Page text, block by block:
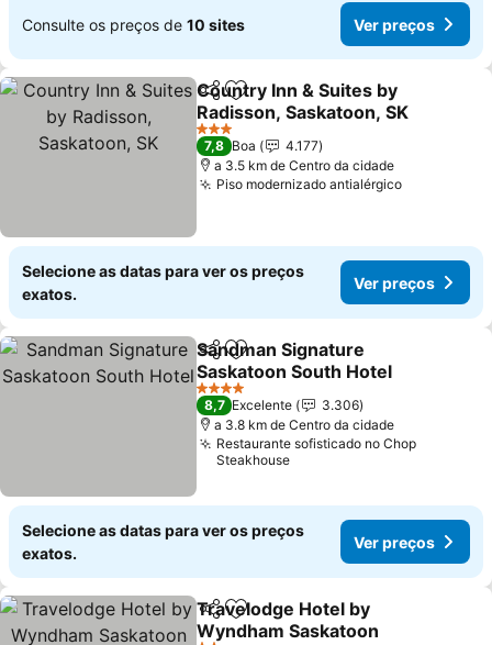
Consulte os preços de 10 sites Ver preços
PartilharAdicionar aos favoritos
Country Inn & Suites by
Radisson, Saskatoon, SK
Ver preços
3 Estrelas
7,8 Boa
4.177
a 3.5 km de Centro da cidade
Piso modernizado antialérgicoVer preços
Selecione as datas para ver os preços
exatos.
Ver preços
PartilharAdicionar aos favoritos
Sandman Signature
Saskatoon South Hotel
Ver preços
4 Estrelas
8,7 Excelente
3.306
a 3.8 km de Centro da cidade
Restaurante sofisticado no Chop
Steakhouse
Selecione as datas para ver os preços
exatos.
Ver preços
PartilharAdicionar aos favoritos
Travelodge Hotel by
Wyndham Saskatoon